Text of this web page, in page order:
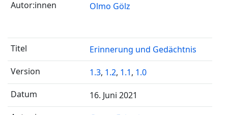
Olmo Gölz
Erinnerung und Gedächtnis
1.3, 1.2, 1.1, 1.0
16. Juni 2021